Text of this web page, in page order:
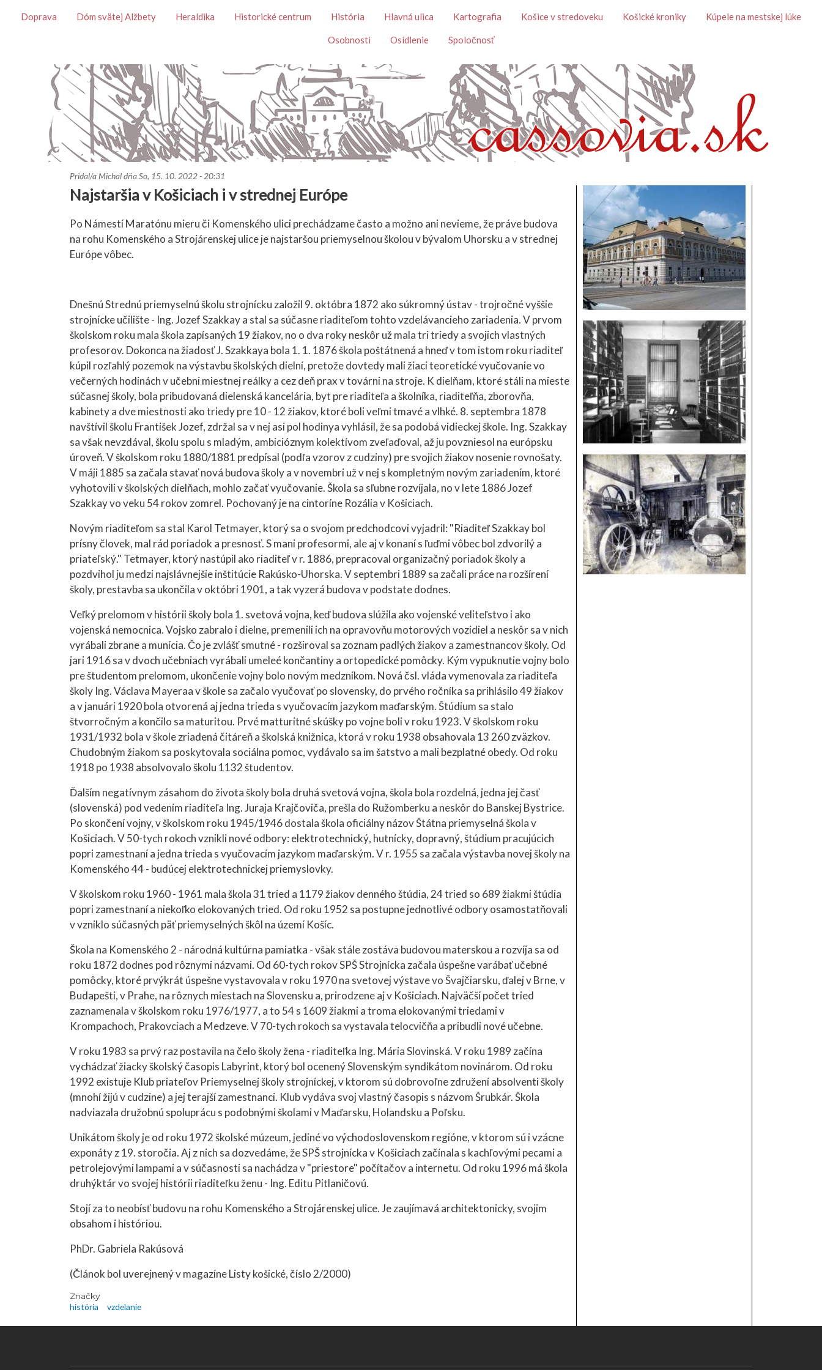
Témy
Doprava Dóm svätej Alžbety Heraldika Historické centrum História Hlavná ulica Kartografia Košice v stredoveku Košické kroniky Kúpele na mestskej lúke
Osobnosti Osídlenie Spoločnosť
Pridal/a MichaldňaSo, 15. 10. 2022 - 20:31
Najstaršia v Košiciach i v strednej Európe
Po Námestí Maratónu mieru či Komenského ulici prechádzame často a možno ani nevieme, že práve budova
na rohu Komenského a Strojárenskej ulice je najstaršou priemyselnou školou v bývalom Uhorsku a v strednej
Európe vôbec.
Dnešnú Strednú priemyselnú školu strojnícku založil 9. októbra 1872 ako súkromný ústav - trojročné vyššie
strojnícke učilište - Ing. Jozef Szakkay a stal sa súčasne riaditeľom tohto vzdelávancieho zariadenia. V prvom
školskom roku mala škola zapísaných 19 žiakov, no o dva roky neskôr už mala tri triedy a svojich vlastných
profesorov. Dokonca na žiadosť J. Szakkaya bola 1. 1. 1876 škola poštátnená a hneď v tom istom roku riaditeľ
kúpil rozľahlý pozemok na výstavbu školských dielní, pretože dovtedy mali žiaci teoretické vyučovanie vo
večerných hodinách v učebni miestnej reálky a cez deň prax v továrni na stroje. K dielňam, ktoré stáli na mieste
súčasnej školy, bola pribudovaná dielenská kancelária, byt pre riaditeľa a školníka, riaditeľňa, zborovňa,
kabinety a dve miestnosti ako triedy pre 10 - 12 žiakov, ktoré boli veľmi tmavé a vlhké. 8. septembra 1878
navštívil školu František Jozef, zdržal sa v nej asi pol hodinya vyhlásil, že sa podobá vidieckej škole. Ing. Szakkay
sa však nevzdával, školu spolu s mladým, ambicióznym kolektívom zveľaďoval, až ju povzniesol na európsku
úroveň. V školskom roku 1880/1881 predpísal (podľa vzorov z cudziny) pre svojich žiakov nosenie rovnošaty.
V máji 1885 sa začala stavať nová budova školy a v novembri už v nej s kompletným novým zariadením, ktoré
vyhotovili v školských dielňach, mohlo začať vyučovanie. Škola sa sľubne rozvíjala, no v lete 1886 Jozef
Szakkay vo veku 54 rokov zomrel. Pochovaný je na cintoríne Rozália v Košiciach.
Novým riaditeľom sa stal Karol Tetmayer, ktorý sa o svojom predchodcovi vyjadril: "Riaditeľ Szakkay bol
prísny človek, mal rád poriadok a presnosť. S mani profesormi, ale aj v konaní s ľuďmi vôbec bol zdvorilý a
priateľský." Tetmayer, ktorý nastúpil ako riaditeľ v r. 1886, prepracoval organizačný poriadok školy a
pozdvihol ju medzi najslávnejšie inštitúcie Rakúsko-Uhorska. V septembri 1889 sa začali práce na rozšírení
školy, prestavba sa ukončila v októbri 1901, a tak vyzerá budova v podstate dodnes.
Veľký prelomom v histórii školy bola 1. svetová vojna, keď budova slúžila ako vojenské veliteľstvo i ako
vojenská nemocnica. Vojsko zabralo i dielne, premenili ich na opravovňu motorových vozidiel a neskôr sa v nich
vyrábali zbrane a munícia. Čo je zvlášť smutné - rozširoval sa zoznam padlých žiakov a zamestnancov školy. Od
jari 1916 sa v dvoch učebniach vyrábali umeleé končantiny a ortopedické pomôcky. Kým vypuknutie vojny bolo
pre študentom prelomom, ukončenie vojny bolo novým medzníkom. Nová čsl. vláda vymenovala za riaditeľa
školy Ing. Václava Mayeraa v škole sa začalo vyučovať po slovensky, do prvého ročníka sa prihlásilo 49 žiakov
a v januári 1920 bola otvorená aj jedna trieda s vyučovacím jazykom maďarským. Štúdium sa stalo
štvorročným a končilo sa maturitou. Prvé matturitné skúšky po vojne boli v roku 1923. V školskom roku
1931/1932 bola v škole zriadená čitáreň a školská knižnica, ktorá v roku 1938 obsahovala 13 260 zväzkov.
Chudobným žiakom sa poskytovala sociálna pomoc, vydávalo sa im šatstvo a mali bezplatné obedy. Od roku
1918 po 1938 absolvovalo školu 1132 študentov.
Ďalším negatívnym zásahom do života školy bola druhá svetová vojna, škola bola rozdelná, jedna jej časť
(slovenská) pod vedením riaditeľa Ing. Juraja Krajčoviča, prešla do Ružomberku a neskôr do Banskej Bystrice.
Po skončení vojny, v školskom roku 1945/1946 dostala škola oficiálny názov Štátna priemyselná škola v
Košiciach. V 50-tych rokoch vznikli nové odbory: elektrotechnický, hutnícky, dopravný, štúdium pracujúcich
popri zamestnaní a jedna trieda s vyučovacím jazykom maďarským. V r. 1955 sa začala výstavba novej školy na
Komenského 44 - budúcej elektrotechnickej priemyslovky.
V školskom roku 1960 - 1961 mala škola 31 tried a 1179 žiakov denného štúdia, 24 tried so 689 žiakmi štúdia
popri zamestnaní a niekoľko elokovaných tried. Od roku 1952 sa postupne jednotlivé odbory osamostatňovali
v vzniklo súčasných päť priemyselných škôl na území Košíc.
Škola na Komenského 2 - národná kultúrna pamiatka - však stále zostáva budovou materskou a rozvíja sa od
roku 1872 dodnes pod rôznymi názvami. Od 60-tych rokov SPŠ Strojnícka začala úspešne varábať učebné
pomôcky, ktoré prvýkrát úspešne vystavovala v roku 1970 na svetovej výstave vo Švajčiarsku, ďalej v Brne, v
Budapešti, v Prahe, na rôznych miestach na Slovensku a, prirodzene aj v Košiciach. Najväčší počet tried
zaznamenala v školskom roku 1976/1977, a to 54 s 1609 žiakmi a troma elokovanými triedami v
Krompachoch, Prakovciach a Medzeve. V 70-tych rokoch sa vystavala telocvičňa a pribudli nové učebne.
V roku 1983 sa prvý raz postavila na čelo školy žena - riaditeľka Ing. Mária Slovinská. V roku 1989 začína
vychádzať žiacky školský časopis Labyrint, ktorý bol ocenený Slovenským syndikátom novinárom. Od roku
1992 existuje Klub priateľov Priemyselnej školy strojníckej, v ktorom sú dobrovoľne združení absolventi školy
(mnohí žijú v cudzine) a jej terajší zamestnanci. Klub vydáva svoj vlastný časopis s názvom Šrubkár. Škola
nadviazala družobnú spoluprácu s podobnými školami v Maďarsku, Holandsku a Poľsku.
Unikátom školy je od roku 1972 školské múzeum, jediné vo východoslovenskom regióne, v ktorom sú i vzácne
exponáty z 19. storočia. Aj z nich sa dozvedáme, že SPŠ strojnícka v Košiciach začínala s kachľovými pecami a
petrolejovými lampami a v súčasnosti sa nachádza v "priestore" počítačov a internetu. Od roku 1996 má škola
druhýktár vo svojej histórii riaditeľku ženu - Ing. Editu Pitlaničovú.
Stojí za to neobísť budovu na rohu Komenského a Strojárenskej ulice. Je zaujímavá architektonicky, svojim
obsahom i históriou.
PhDr. Gabriela Rakúsová
(Článok bol uverejnený v magazíne Listy košické, číslo 2/2000)
Značky
história vzdelanie